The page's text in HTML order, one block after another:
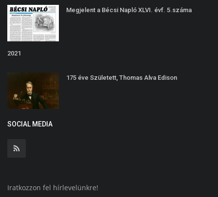
Megjelent a Bécsi Napló XLVI. évf. 5.száma
2021
175 éve Született, Thomas Alva Edison
SOCIAL MEDIA
Iratkozzon fel hírlevelünkre!